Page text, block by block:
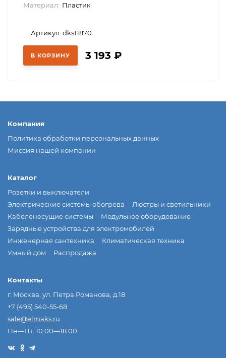
Материал: Пластик
Артикул: dks11870
В КОРЗИНУ 3 193 ₽
Компания
Политика обработки персональных данных
Миссия нашей компании
Каталог
Розетки и выключатели
Электрические системы обогрева
Люстры и светильники
Кабеленесущие системы
Модульное оборудование
Зарядные устройства для электромобилей
Инженерная сантехника
Климатическая техника
Умный дом
Распродажа
Контакты
г. Москва, ул. Петра Романова, д.18
+7 (495) 540-55-68
sale@elmaks.ru
Пн—Пт: 10:00—18:00